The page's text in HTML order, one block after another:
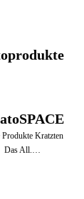
Produkte Kratzten
Das All.…